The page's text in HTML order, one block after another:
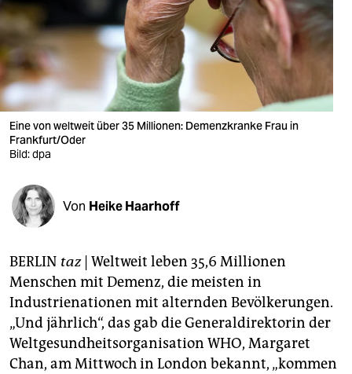
nord
wahrheit
verlag
verlag
veranstaltungen
fragen & hilfe
abo
genossenschaft
epaper login
Eine von weltweit über 35 Millionen: Demenzkranke Frau in
Frankfurt/Oder
Bild: dpa
Von Heike Haarhoff
BERLIN taz Weltweit leben 35,6 Millionen
Menschen mit Demenz, die meisten in
Industrienationen mit alternden Bevölkerungen.
„Und jährlich“, das gab die Generaldirektorin der
Weltgesundheitsorganisation WHO, Margaret
Chan, am Mittwoch in London bekannt, „kommen